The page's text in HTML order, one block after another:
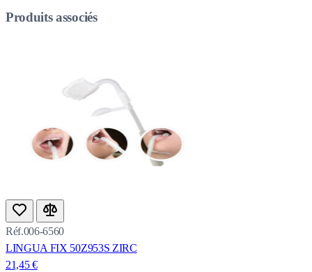
Produits associés
Réf.006-6560
LINGUA FIX 50Z953S ZIRC
21,45 €